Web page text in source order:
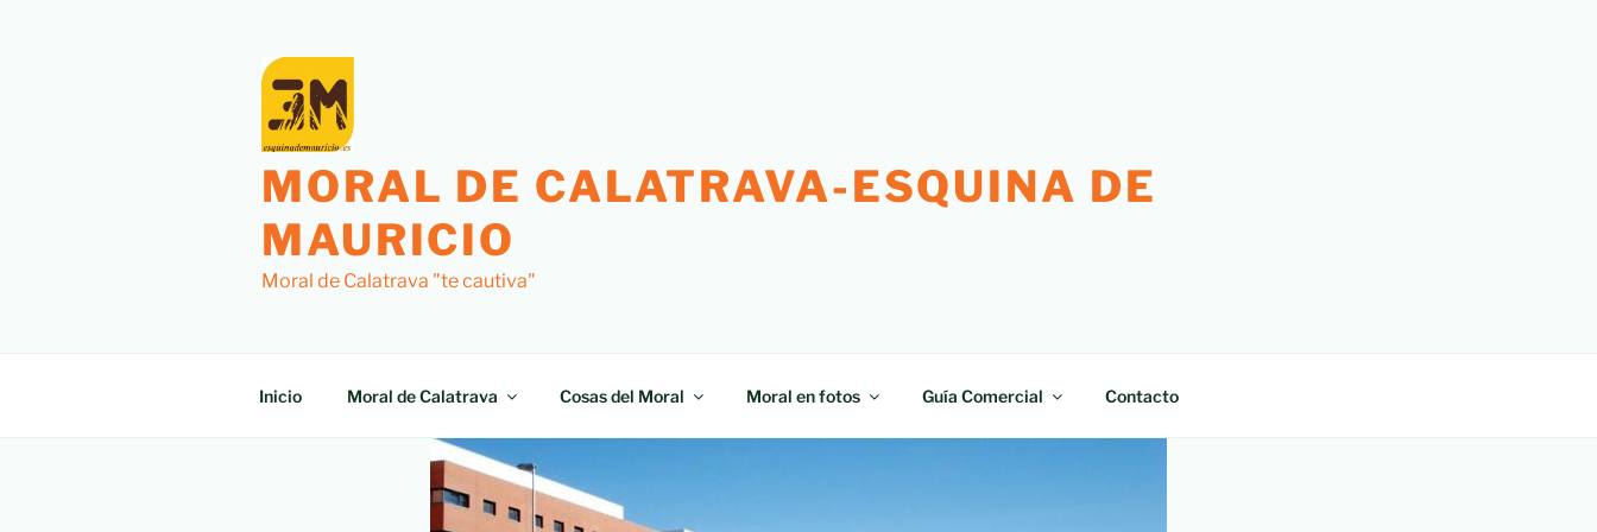
MORAL DE CALATRAVA-ESQUINA DE
MAURICIO
Moral de Calatrava "te cautiva"
Inicio Moral de Calatrava Cosas del Moral Moral en fotos Guía Comercial Contacto